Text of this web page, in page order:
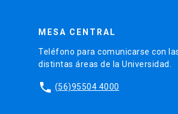
MESA CENTRAL
Teléfono para comunicarse con
distintas áreas de la Universidad.
phone (56)95504 4000